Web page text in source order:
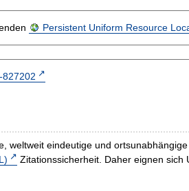
Persistent Uniform Resource
weltweit eindeutige und
Zitationssicherheit. Daher eignen sich